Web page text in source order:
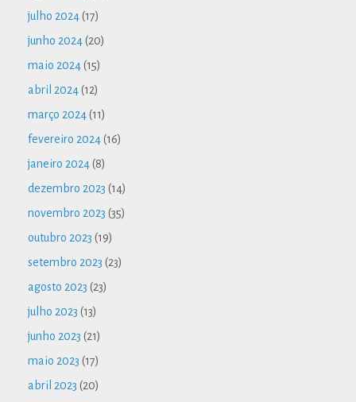
julho 2024(17)
junho 2024(20)
maio 2024(15)
abril 2024(12)
março 2024(11)
fevereiro 2024(16)
janeiro 2024(8)
dezembro 2023 (14)
novembro 2023 (35)
outubro 2023 (19)
setembro 2023 (23)
agosto 2023 (23)
julho 2023 (13)
junho 2023 (21)
maio 2023 (17)
abril 2023 (20)